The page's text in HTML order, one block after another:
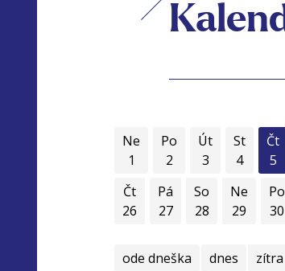
Ne
1
Po
2
Út
3
St
4
Čt
5
Čt
26
Pá
27
So
28
Ne
29
Po
30
ode dneška dnes zítra